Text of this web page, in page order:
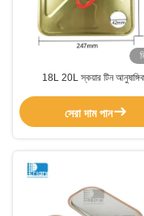
18L 20L স্কয়ার টিন
সেরা দাম পান